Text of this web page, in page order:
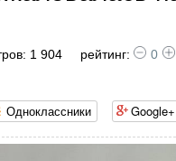
1 904 рейтинг: 0
Одноклассники Google+